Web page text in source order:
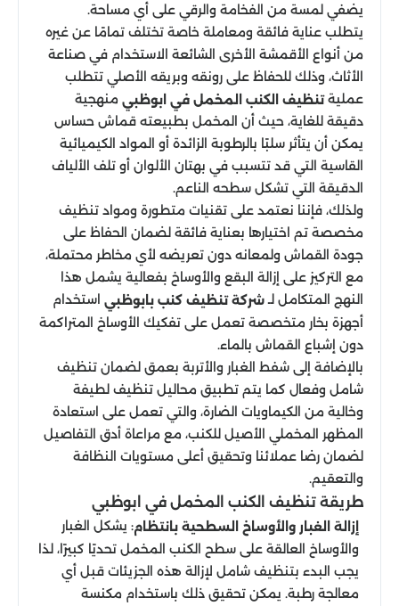
يضفي لمسة من الفخامة والرقي على أي مساحة.
يتطلب عناية فائقة ومعاملة خاصة تختلف تمامًا عن غيره
من أنواع الأقمشة الأخرى الشائعة الاستخدام في صناعة
الأثاث، وذلك للحفاظ على رونقه وبريقه الأصلي تتطلب
عمليةتنظيف الكنب المخمل في ابوظبي منهجية
دقيقة للغاية، حيث أن المخمل بطبيعته قماش حساس
يمكن أن يتأثر سلبًا بالرطوبة الزائدة أو المواد الكيميائية
القاسية التي قد تتسبب في بهتان الألوان أو تلف الألياف
الدقيقة التي تشكل سطحه الناعم.
ولذلك، فإننا نعتمد على تقنيات متطورة ومواد تنظيف
مخصصة تم اختيارها بعناية فائقة لضمان الحفاظ على
جودة القماش ولمعانه دون تعريضه لأي مخاطر محتملة،
مع التركيز على إزالة البقع والأوساخ بفعالية يشمل هذا
النهج المتكامل لـشركة تنظيف كنب بابوظبي استخدام
أجهزة بخار متخصصة تعمل على تفكيك الأوساخ المتراكمة
دون إشباع القماش بالماء.
بالإضافة إلى شفط الغبار والأتربة بعمق لضمان تنظيف
شامل وفعال كما يتم تطبيق محاليل تنظيف لطيفة
وخالية من الكيماويات الضارة، والتي تعمل على استعادة
المظهر المخملي الأصيل للكنب، مع مراعاة أدق التفاصيل
لضمان رضا عملائنا وتحقيق أعلى مستويات النظافة
والتعقيم.
طريقة تنظيف الكنب المخمل في ابوظبي
إزالة الغبار والأوساخ السطحية بانتظام: يشكل الغبار
والأوساخ العالقة على سطح الكنب المخمل تحديًا كبيرًا، لذا
يجب البدء بتنظيف شامل لإزالة هذه الجزيئات قبل أي
معالجة رطبة. يمكن تحقيق ذلك باستخدام مكنسة